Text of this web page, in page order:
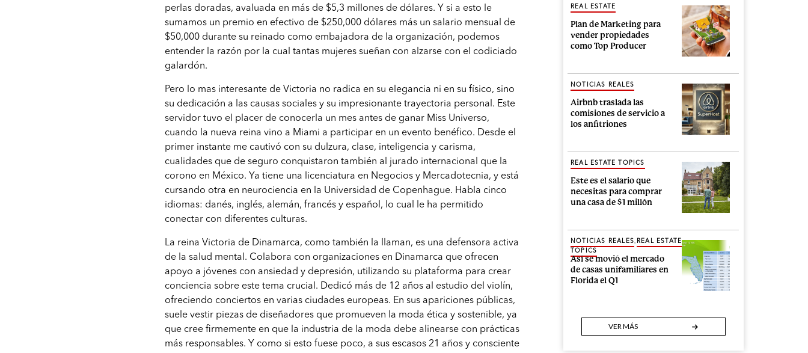
perlas doradas, avaluada en más de $5,3 millones de dólares. Y si a esto le
sumamos un premio en efectivo de $250,000 dólares más un salario mensual de
$50,000 durante su reinado como embajadora de la organización, podemos
entender la razón por la cual tantas mujeres sueñan con alzarse con el codiciado
galardón.
Pero lo mas interesante de Victoria no radica en su elegancia ni en su físico, sino
su dedicación a las causas sociales y su impresionante trayectoria personal. Este
servidor tuvo el placer de conocerla un mes antes de ganar Miss Universo,
cuando la nueva reina vino a Miami a participar en un evento benéfico. Desde el
primer instante me cautivó con su dulzura, clase, inteligencia y carisma,
cualidades que de seguro conquistaron también al jurado internacional que la
corono en México. Ya tiene una licenciatura en Negocios y Mercadotecnia, y está
cursando otra en neurociencia en la Universidad de Copenhague. Habla cinco
idiomas: danés, inglés, alemán, francés y español, lo cual le ha permitido
conectar con diferentes culturas.
La reina Victoria de Dinamarca, como también la llaman, es una defensora activa
de la salud mental. Colabora con organizaciones en Dinamarca que ofrecen
apoyo a jóvenes con ansiedad y depresión, utilizando su plataforma para crear
conciencia sobre este tema crucial. Dedicó más de 12 años al estudio del violín,
ofreciendo conciertos en varias ciudades europeas. En sus apariciones públicas,
suele vestir piezas de diseñadores que promueven la moda ética y sostenible, ya
que cree firmemente en que la industria de la moda debe alinearse con prácticas
más responsables. Y como si esto fuese poco, a sus escasos 21 años y consciente
Plan de Marketing para
vender propiedades
como Top Producer
REAL ESTATE
Airbnb traslada las
comisiones de servicio a
los anfitriones
NOTICIAS REALES
Este es el salario que
necesitas para comprar
una casa de $1 millón
REAL ESTATE TOPICS
Así se movió el mercado
de casas unifamiliares en
Florida el Q1
NOTICIAS REALES REAL ESTATE
TOPICS
VER MÁS